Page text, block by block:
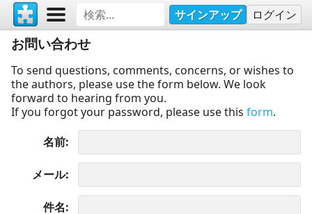
サインアップ ログイン
お問い合わせ
To send questions, comments, concerns, or wishes to
the authors, please use the form below. We look
forward to hearing from you.
If you forgot your password, please use this form.
名前
メール
件名